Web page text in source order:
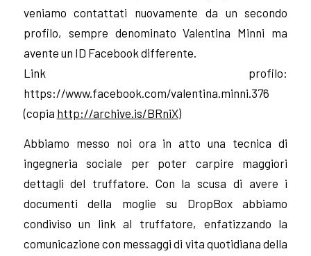
veniamo contattati nuovamente da un secondo
profilo, sempre denominato Valentina Minni ma
avente un ID Facebook differente.
Link profilo:
https://www.facebook.com/valentina.minni.376
(copia http://archive.is/BRniX)
Abbiamo messo noi ora in atto una tecnica di
ingegneria sociale per poter carpire maggiori
dettagli del truffatore. Con la scusa di avere i
documenti della moglie su DropBox abbiamo
condiviso un link al truffatore, enfatizzando la
comunicazione con messaggi di vita quotidiana della